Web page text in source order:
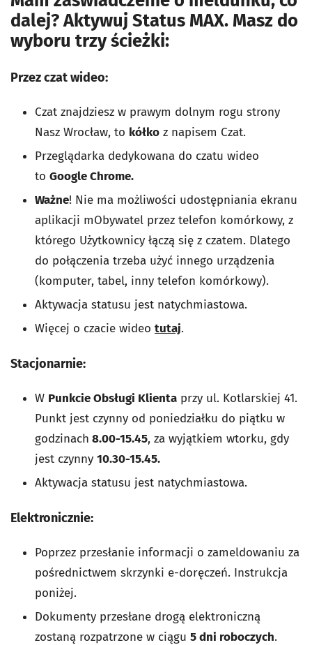
dalej? Aktywuj Status MAX. Masz do
wyboru trzy ścieżki:
Przez czat wideo:
Czat znajdziesz w prawym dolnym rogu strony
Nasz Wrocław, to kółko z napisem Czat.
Przeglądarka dedykowana do czatu wideo
to Google Chrome.
Ważne! Nie ma możliwości udostępniania ekranu
aplikacji mObywatel przez telefon komórkowy, z
którego Użytkownicy łączą się z czatem. Dlatego
do połączenia trzeba użyć innego urządzenia
(komputer, tabel, inny telefon komórkowy).
Aktywacja statusu jest natychmiastowa.
Więcej o czacie wideo tutaj.
Stacjonarnie:
W Punkcie Obsługi Klienta przy ul. Kotlarskiej 41.
Punkt jest czynny od poniedziałku do piątku w
godzinach 8.00-15.45, za wyjątkiem wtorku, gdy
jest czynny 10.30-15.45.
Aktywacja statusu jest natychmiastowa.
Elektronicznie:
Poprzez przesłanie informacji o zameldowaniu za
pośrednictwem skrzynki e-doręczeń. Instrukcja
poniżej.
Dokumenty przesłane drogą elektroniczną
zostaną rozpatrzone w ciągu 5 dni roboczych.